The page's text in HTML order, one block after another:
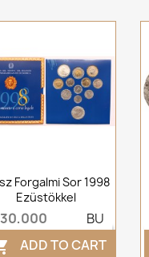
Forgalmi Sor 1998
Ezüstökkel
BU
ADD TO CART